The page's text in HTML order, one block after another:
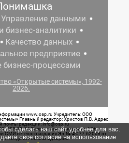
Управление данными
бизнес-аналитики
Качество данных
предприятие
бизнес-процессами
«Открытые системы», 1992-
2026.
www.osp.ru Учредитель: ООО
Главный редактор: Христов П.В. Адрес
почты редакции: info@osp.ru
703-18-54 Возрастная маркировка: 12+
СМИ сетевого издания Эл.№ ФС77-62008 от
г. выдано Роскомнадзором.
сделать наш сайт удобнее для вас.
свое согласие на использование